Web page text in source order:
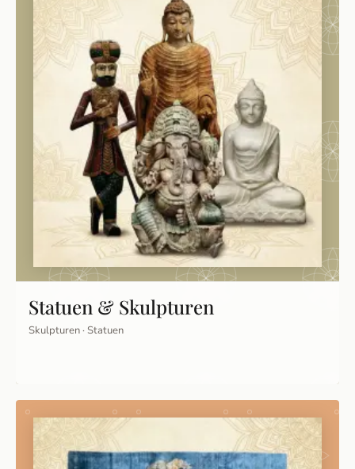
Statuen & Skulpturen
Skulpturen · Statuen